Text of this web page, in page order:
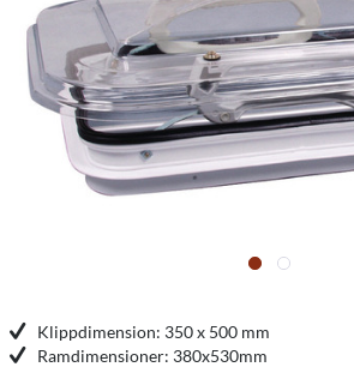
Klippdimension: 350 x 500 mm
Ramdimensioner: 380x530mm